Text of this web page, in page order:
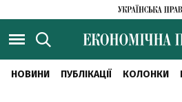
НОВИНИ ПУБЛІКАЦІЇ КОЛОНКИ